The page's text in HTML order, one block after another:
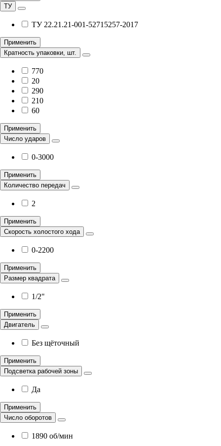
ТУ
ТУ 22.21.21-001-52715257-2017
Применить
Кратность упаковки, шт.
770
20
290
210
60
Применить
Число ударов
0-3000
Применить
Количество передач
2
Применить
Скорость холостого хода
0-2200
Применить
Размер квадрата
1/2"
Применить
Двигатель
Без щёточный
Применить
Подсветка рабочей зоны
Да
Применить
Число оборотов
1890 об/мин